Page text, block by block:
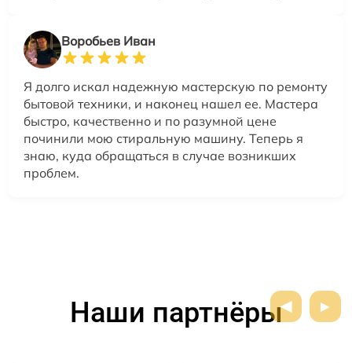
Воробьев Иван
Я долго искал надежную мастерскую по ремонту
бытовой техники, и наконец нашел ее. Мастера
быстро, качественно и по разумной цене
починили мою стиральную машину. Теперь я
знаю, куда обращаться в случае возникших
проблем.
Наши партнёры